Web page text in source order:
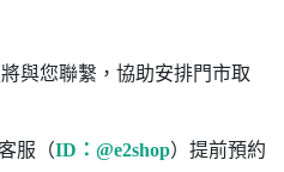
與您聯繫，協助安排門市取
服（ID：@e2shop）提前預約